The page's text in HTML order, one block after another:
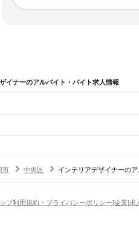
イナーのアルバイト・バイト求人情報
市小千谷市加茂市十日町市見附市村上市燕市
月岡駅中浦駅 新発田駅 加治駅 金塚駅 中条駅平
市 中央区 インテリアデザイナーの
プ利用規約・プライバシーポリシー[企業]求